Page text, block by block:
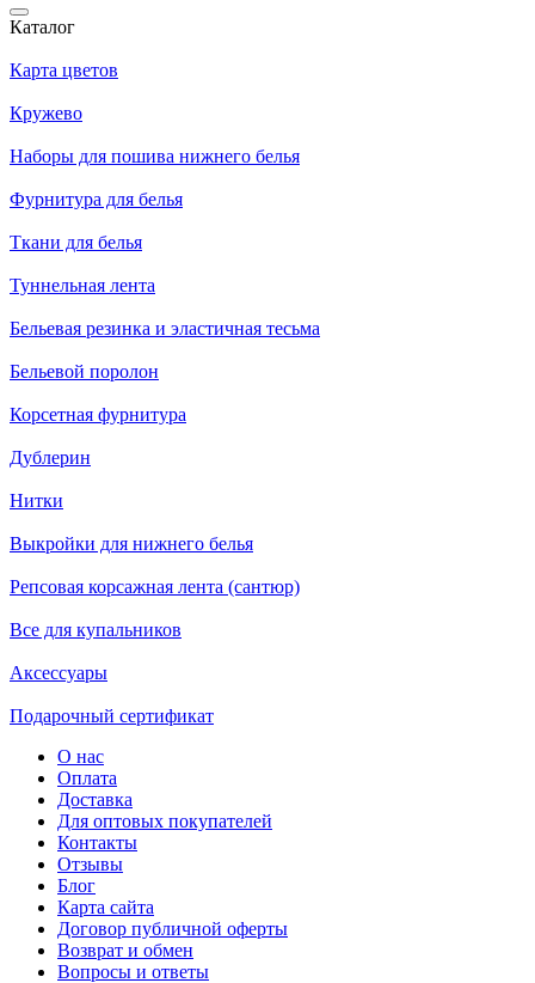
Каталог
Карта цветов
Кружево
Наборы для пошива нижнего белья
Фурнитура для белья
Ткани для белья
Туннельная лента
Бельевая резинка и эластичная тесьма
Бельевой поролон
Корсетная фурнитура
Дублерин
Нитки
Выкройки для нижнего белья
Репсовая корсажная лента (сантюр)
Все для купальников
Аксессуары
Подарочный сертификат
О нас
Оплата
Доставка
Для оптовых покупателей
Контакты
Отзывы
Блог
Карта сайта
Договор публичной оферты
Возврат и обмен
Вопросы и ответы